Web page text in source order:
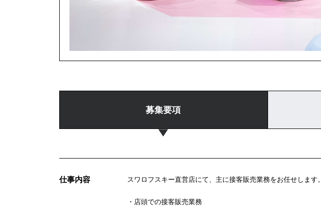
募集要項
仕事内容 スワロフスキー直営店にて、主に接客販売業務をお任せします。
・店頭での接客販売業務